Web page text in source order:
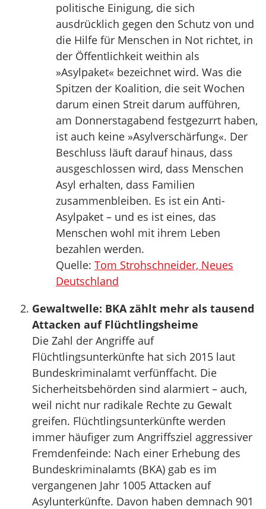
politische Einigung, die sich
ausdrücklich gegen den Schutz von und
die Hilfe für Menschen in Not richtet, in
der Öffentlichkeit weithin als
»Asylpaket« bezeichnet wird. Was die
Spitzen der Koalition, die seit Wochen
darum einen Streit darum aufführen,
am Donnerstagabend festgezurrt haben,
ist auch keine »Asylverschärfung«. Der
Beschluss läuft darauf hinaus, dass
ausgeschlossen wird, dass Menschen
Asyl erhalten, dass Familien
zusammenbleiben. Es ist ein Anti-
Asylpaket – und es ist eines, das
Menschen wohl mit ihrem Leben
bezahlen werden.
Quelle: Tom Strohschneider, Neues
Deutschland
Gewaltwelle: BKA zählt mehr als tausend
Attacken auf Flüchtlingsheime
Die Zahl der Angriffe auf
Flüchtlingsunterkünfte hat sich 2015 laut
Bundeskriminalamt verfünffacht. Die
Sicherheitsbehörden sind alarmiert – auch,
weil nicht nur radikale Rechte zu Gewalt
greifen. Flüchtlingsunterkünfte werden
immer häufiger zum Angriffsziel aggressiver
Fremdenfeinde: Nach einer Erhebung des
Bundeskriminalamts (BKA) gab es im
vergangenen Jahr 1005 Attacken auf
Asylunterkünfte. Davon haben demnach 901